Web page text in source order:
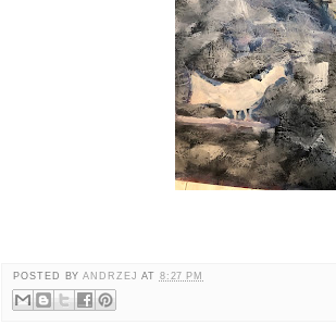
POSTED BYANDRZEJ AT 8:27 PM